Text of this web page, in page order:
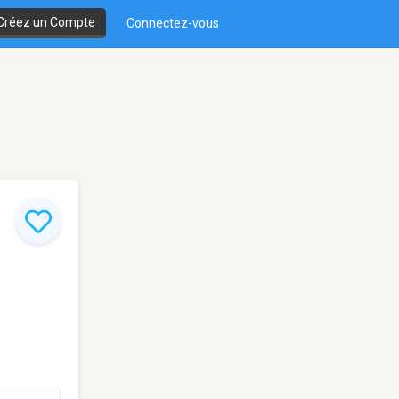
un Compte Connectez-vous